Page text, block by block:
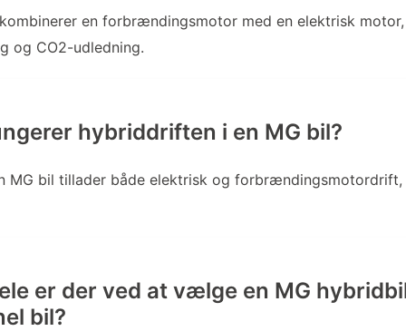
en forbrændingsmotor med en elektrisk
og CO2-udledning.
hybriddriften i en MG bil?
MG bil tillader både elektrisk og
er der ved at vælge en MG
bil?